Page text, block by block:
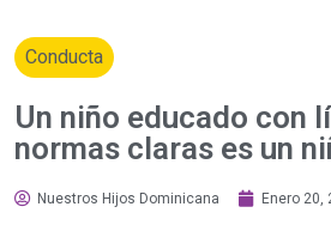
Conducta
Un niño educado con
normas claras es un
Nuestros Hijos Dominicana Enero 20,